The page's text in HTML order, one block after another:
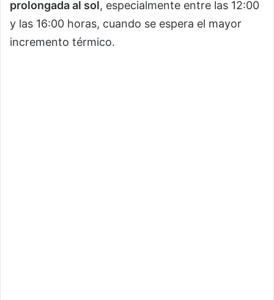
prolongada al sol, especialmente entre las 12:00
y las 16:00 horas, cuando se espera el mayor
incremento térmico.